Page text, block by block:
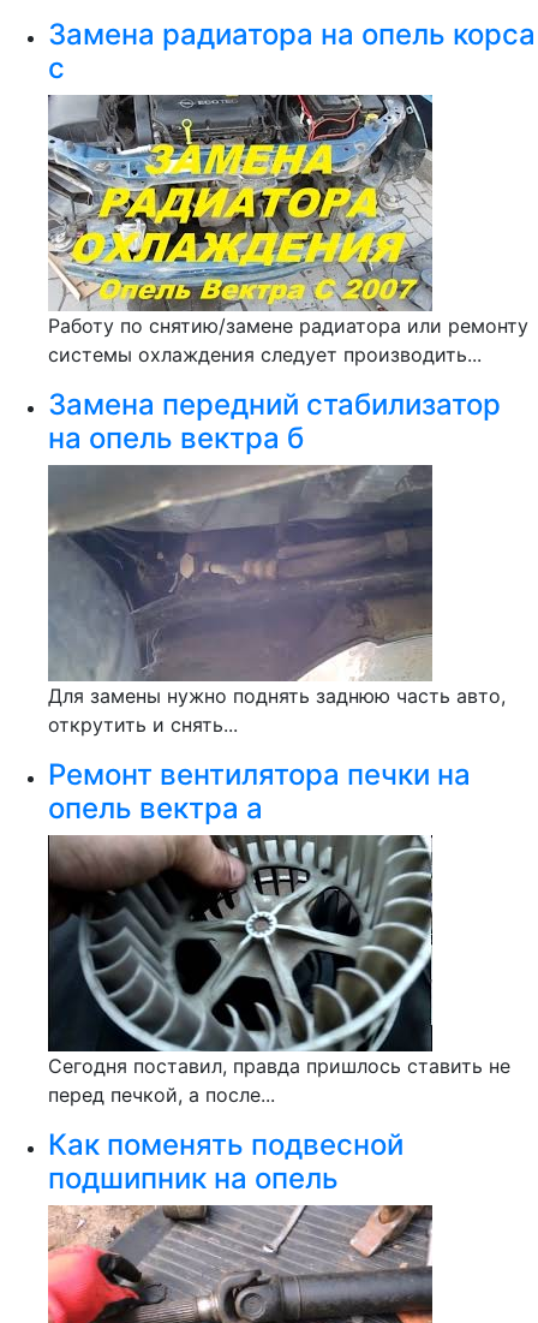
Замена радиатора на опель корса
с
Работу по снятию/замене радиатора или ремонту
системы охлаждения следует производить...
Замена передний стабилизатор
на опель вектра б
Для замены нужно поднять заднюю часть авто,
открутить и снять...
Ремонт вентилятора печки на
опель вектра а
Сегодня поставил, правда пришлось ставить не
перед печкой, а после...
Как поменять подвесной
подшипник на опель